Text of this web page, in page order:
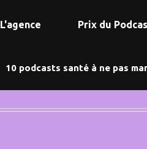
L'agence Prix du
10 podcasts santé à ne pas